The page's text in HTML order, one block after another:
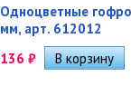
Одноцветные
мм, арт. 612012
136 ₽